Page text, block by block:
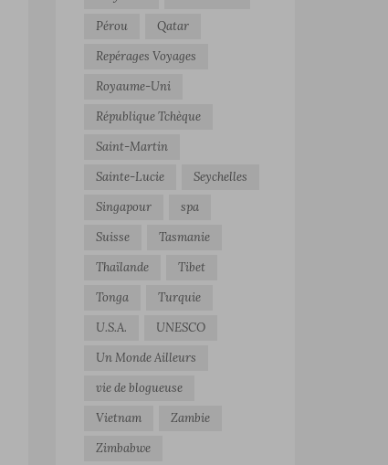
Pérou
Qatar
Repérages Voyages
Royaume-Uni
République Tchèque
Saint-Martin
Sainte-Lucie
Seychelles
Singapour
spa
Suisse
Tasmanie
Thaïlande
Tibet
Tonga
Turquie
U.S.A.
UNESCO
Un Monde Ailleurs
vie de blogueuse
Vietnam
Zambie
Zimbabwe